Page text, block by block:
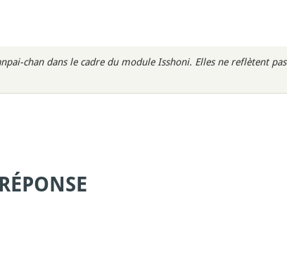
chan dans le cadre du module Isshoni. Elles ne reflètent pas